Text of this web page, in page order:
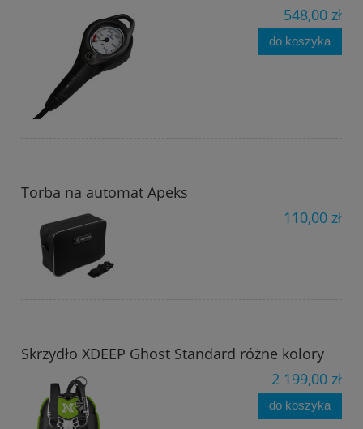
548,00 zł
do koszyka
Torba na automat Apeks
110,00 zł
Skrzydło XDEEP Ghost Standard różne kolory
2 199,00 zł
do koszyka